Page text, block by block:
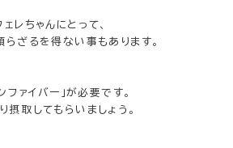
レちゃんにとって、
ざるを得ない事もあります。
ファイバー」が必要です。
取してもらいましょう。